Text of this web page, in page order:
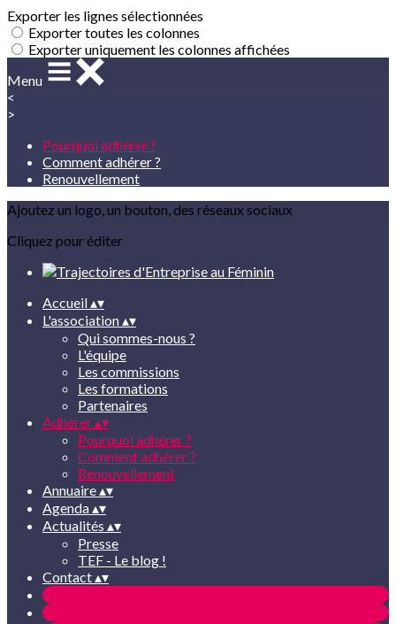
Exporter les lignes sélectionnées
Exporter toutes les colonnes
Exporter uniquement les colonnes affichées
Menu
<
>
Pourquoi adhérer ?
Comment adhérer ?
Renouvellement
Ajoutez un logo, un bouton, des réseaux sociaux
Cliquez pour éditer
Accueil▴▾
L'association▴▾
Qui sommes-nous ?
L'équipe
Les commissions
Les formations
Partenaires
Adhérer▴▾
Pourquoi adhérer ?
Comment adhérer ?
Renouvellement
Annuaire▴▾
Agenda▴▾
Actualités ▴▾
Presse
TEF - Le blog !
Contact▴▾